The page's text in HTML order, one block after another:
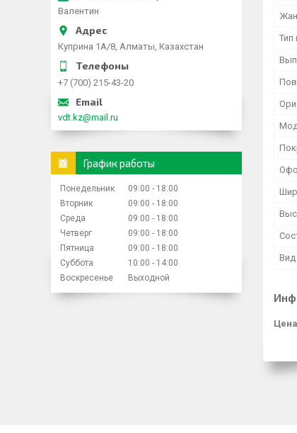
Тип
Вид
Валентин
Куприна 1A/8, Алматы, Казахстан
+7 (700) 215-43-20
vdt.kz@mail.ru
График работы
Понедельник 09:00
18:00
Вторник
09:00
18:00
Среда
09:00
18:00
Четверг
09:00
18:00
Пятница
09:00
18:00
Суббота
10:00
14:00
Воскресенье
Выходной